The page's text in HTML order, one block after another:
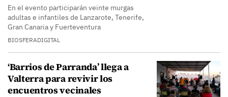
En el evento participarán veinte murgas
adultas e infantiles de Lanzarote, Tenerife,
Gran Canaria y Fuerteventura
BIOSFERADIGITAL
‘Barrios de Parranda’ llega a
Valterra para revivir los
encuentros vecinales